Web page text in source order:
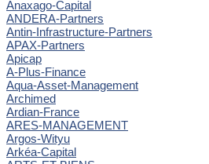
Anaxago-Capital
ANDERA-Partners
Antin-Infrastructure-Partners
APAX-Partners
Apicap
A-Plus-Finance
Aqua-Asset-Management
Archimed
Ardian-France
ARES-MANAGEMENT
Argos-Wityu
Arkéa-Capital